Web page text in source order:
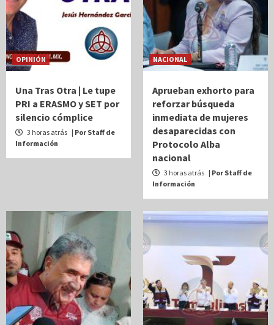
OPINIÓN
Una Tras Otra | Le tupe
PRI a ERASMO y SET por
silencio cómplice
3 horas atrás | Por Staff de
Información
NACIONAL
Aprueban exhorto para
reforzar búsqueda
inmediata de mujeres
desaparecidas con
Protocolo Alba
nacional
3 horas atrás | Por Staff de
Información